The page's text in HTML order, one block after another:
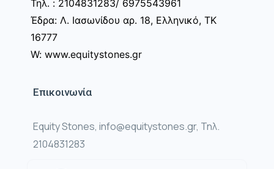
Τηλ. : 2104831283/ 6975543961
Έδρα: Λ. Ιασωνίδου αρ. 18, Ελληνικό, ΤΚ
16777
W: www.equitystones.gr
Επικοινωνία
Equity Stones, info@equitystones.gr, Τηλ.
2104831283